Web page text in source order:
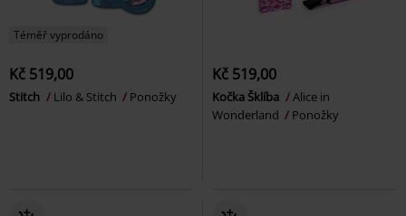
Téměř vyprodáno
Kč 519,00
Stitch Lilo & Stitch Ponožky
Kč 519,00
Kočka Šklíba
Alice in
Wonderland
Ponožky